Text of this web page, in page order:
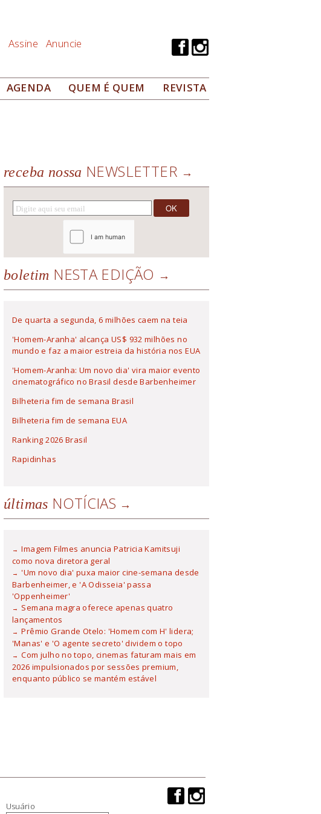
Assine Anuncie
AGENDA QUEM É QUEM REVISTA
receba nossa NEWSLETTER
boletim NESTA EDIÇÃO
De quarta a segunda, 6 milhões caem na teia
'Homem-Aranha' alcança US$ 932 milhões no
mundo e faz a maior estreia da história nos EUA
'Homem-Aranha: Um novo dia' vira maior evento
cinematográfico no Brasil desde Barbenheimer
Bilheteria fim de semana Brasil
Bilheteria fim de semana EUA
Ranking 2026 Brasil
Rapidinhas
últimas NOTÍCIAS
Imagem Filmes anuncia Patricia Kamitsuji
como nova diretora geral
'Um novo dia' puxa maior cine-semana desde
Barbenheimer, e 'A Odisseia' passa
'Oppenheimer'
Semana magra oferece apenas quatro
lançamentos
Prêmio Grande Otelo: 'Homem com H' lidera;
'Manas' e 'O agente secreto' dividem o topo
Com julho no topo, cinemas faturam mais em
2026 impulsionados por sessões premium,
enquanto público se mantém estável
Usuário